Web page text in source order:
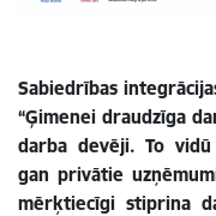
Sabiedrības
“Ģimenei draudzīga
darba devēji. To
gan privātie
mērķtiecīgi stiprina